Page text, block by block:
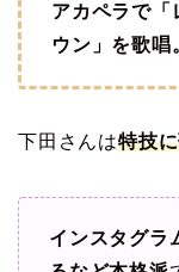
アカペラで「
ウン」を歌唱
下田さんは特技
インスタグラ